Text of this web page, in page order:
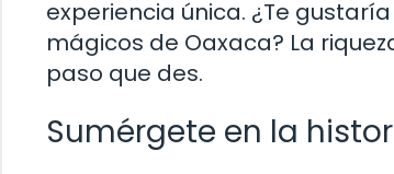
experiencia única. ¿Te
mágicos de Oaxaca? La
paso que des.
Sumérgete en la